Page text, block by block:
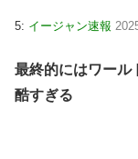
5: イージャン速報
最終的にはワール
酷すぎる